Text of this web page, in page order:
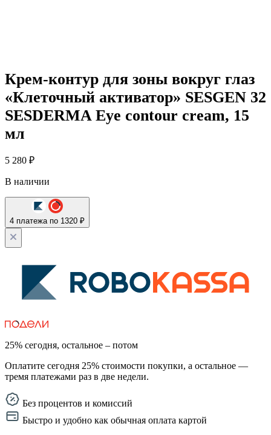
Крем-контур для зоны вокруг глаз
«Клеточный активатор» SESGEN 32
SESDERMA Eye contour cream, 15
мл
5 280 ₽
В наличии
4 платежа по 1320 ₽
25% сегодня, остальное – потом
Оплатите сегодня 25% стоимости покупки, а остальное —
тремя платежами раз в две недели.
Без процентов и комиссий
Быстро и удобно как обычная оплата картой